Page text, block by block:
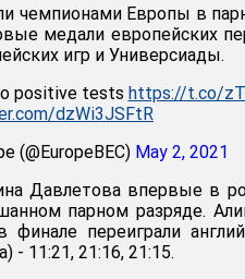
чемпионами Европы в
медали европейских
игр и Универсиады.
positive tests https://t.co/
dzWi3JSFtR
(@EuropeBEC) May 2, 2021
Давлетова впервые в
парном разряде.
переиграли
11:21, 21:16, 21:15.